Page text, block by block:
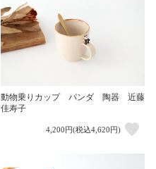
動物乗りカップ パンダ 陶器 近藤
佳寿子
4,200円(税込4,620円)